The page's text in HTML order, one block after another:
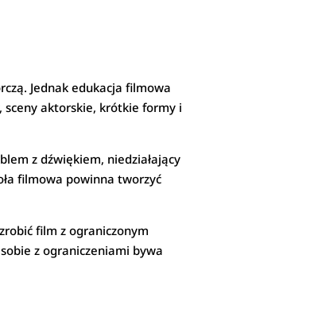
Jednak edukacja filmowa
sceny aktorskie, krótkie formy i
z dźwiękiem, niedziałający
filmowa powinna tworzyć
film z ograniczonym
z ograniczeniami bywa